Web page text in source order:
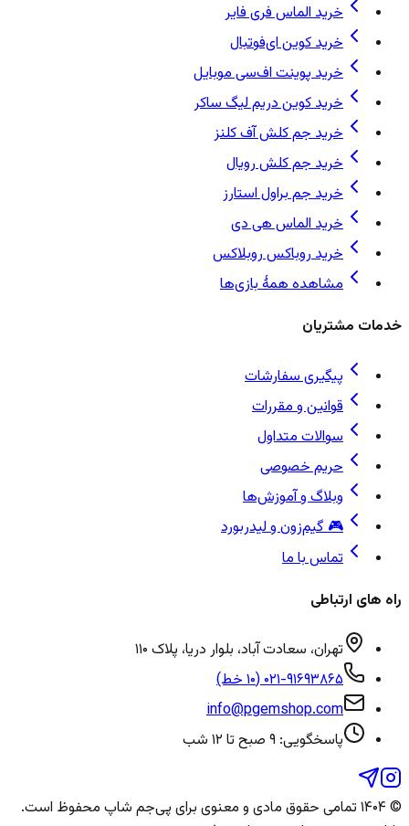
خرید الماس فری فایر
خرید کوین ای‌فوتبال
خرید پوینت اف‌سی موبایل
خرید کوین دریم لیگ ساکر
خرید جم کلش آف کلنز
خرید جم کلش رویال
خرید جم براول استارز
خرید الماس هی دی
خرید روباکس روبلاکس
مشاهده همهٔ بازی‌ها
خدمات مشتریان
پیگیری سفارشات
قوانین و مقررات
سوالات متداول
حریم خصوصی
وبلاگ و آموزش‌ها
🎮 گیم‌زون و لیدربورد
تماس با ما
راه های ارتباطی
تهران، سعادت آباد، بلوار دریا، پلاک ۱۱۰
۰۲۱-۹۱۶۹۳۸۶۵ (۱۰ خط)
info@pgemshop.com
پاسخگویی: ۹ صبح تا ۱۲ شب
© ۱۴۰۴ تمامی حقوق مادی و معنوی برای پی‌جم شاپ محفوظ است.